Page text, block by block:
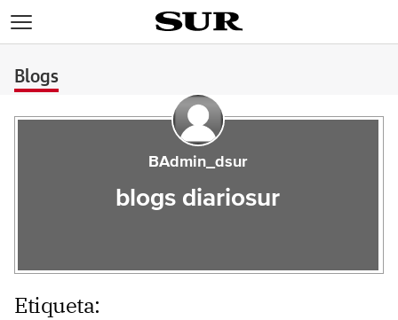
Blogs
BAdmin_dsur
blogs diariosur
Etiqueta: